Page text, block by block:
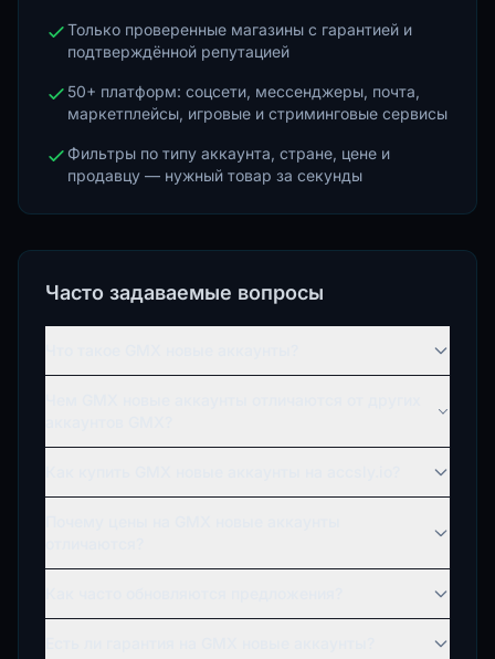
Только проверенные магазины с гарантией и
подтверждённой репутацией
50+ платформ: соцсети, мессенджеры, почта,
маркетплейсы, игровые и стриминговые сервисы
Фильтры по типу аккаунта, стране, цене и
продавцу — нужный товар за секунды
Часто задаваемые вопросы